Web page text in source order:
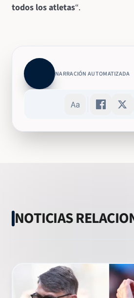
todos los atletas“.
NARRACIÓN AUTOMATIZADA
NOTICIAS